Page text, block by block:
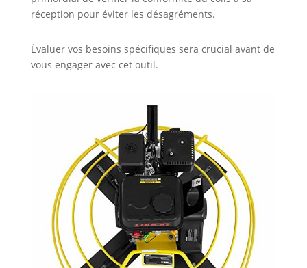
réception pour éviter les désagréments.
Évaluer vos besoins spécifiques sera crucial avant de
vous engager avec cet outil.